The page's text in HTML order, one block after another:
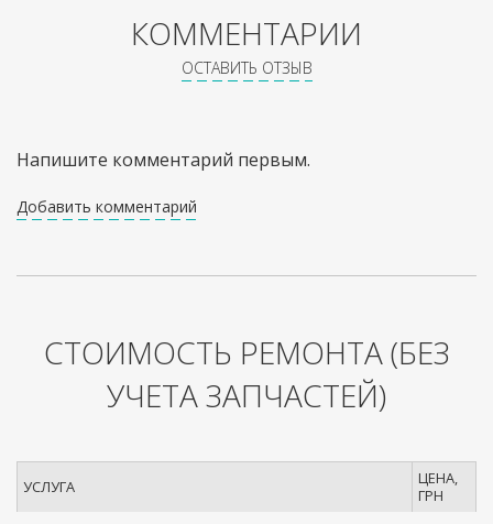
КОММЕНТАРИИ
ОСТАВИТЬ ОТЗЫВ
Напишите комментарий первым.
Добавить комментарий
СТОИМОСТЬ РЕМОНТА(БЕЗ
УЧЕТА ЗАПЧАСТЕЙ)
УСЛУГА
ЦЕНА,
ГРН